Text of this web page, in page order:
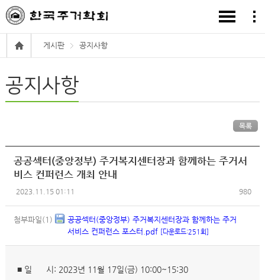
게시판 공지사항
공지사항
목록
공공섹터(중앙정부) 주거복지센터장과 함께하는 주거서
비스 컨퍼런스 개최 안내
2023.11.15 01:11 980
첨부파일(1)
공공섹터(중앙정부) 주거복지센터장과 함께하는 주거
서비스 컨퍼런스 포스터.pdf [다운로드:251회]
■ 일 시: 2023년 11월 17일(금) 10:00~15:30